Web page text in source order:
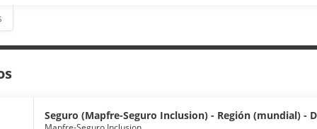
lavandería, una caja fuerte en recepción y café o té en las
prestaciones como servicio de transporte al aeropuerto
Seguro (Mapfre-Seguro Inclusion) - Región (mundial) -